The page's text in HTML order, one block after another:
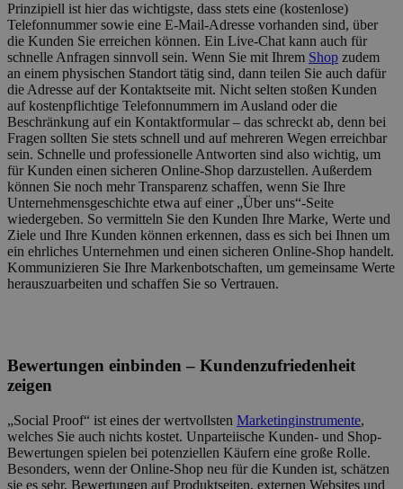
Prinzipiell ist hier das wichtigste, dass stets eine (kostenlose)
Telefonnummer sowie eine E-Mail-Adresse vorhanden sind, über
die Kunden Sie erreichen können. Ein Live-Chat kann auch für
schnelle Anfragen sinnvoll sein. Wenn Sie mit Ihrem Shop zudem
an einem physischen Standort tätig sind, dann teilen Sie auch dafür
die Adresse auf der Kontaktseite mit. Nicht selten stoßen Kunden
auf kostenpflichtige Telefonnummern im Ausland oder die
Beschränkung auf ein Kontaktformular – das schreckt ab, denn bei
Fragen sollten Sie stets schnell und auf mehreren Wegen erreichbar
sein. Schnelle und professionelle Antworten sind also wichtig, um
für Kunden einen sicheren Online-Shop darzustellen. Außerdem
können Sie noch mehr Transparenz schaffen, wenn Sie Ihre
Unternehmensgeschichte etwa auf einer „Über uns“-Seite
wiedergeben. So vermitteln Sie den Kunden Ihre Marke, Werte und
Ziele und Ihre Kunden können erkennen, dass es sich bei Ihnen um
ein ehrliches Unternehmen und einen sicheren Online-Shop handelt.
Kommunizieren Sie Ihre Markenbotschaften, um gemeinsame Werte
herauszuarbeiten und schaffen Sie so Vertrauen.
Bewertungen einbinden – Kundenzufriedenheit
zeigen
„Social Proof“ ist eines der wertvollsten Marketinginstrumente,
welches Sie auch nichts kostet. Unparteiische Kunden- und Shop-
Bewertungen spielen bei potenziellen Käufern eine große Rolle.
Besonders, wenn der Online-Shop neu für die Kunden ist, schätzen
sie es sehr, Bewertungen auf Produktseiten, externen Websites und